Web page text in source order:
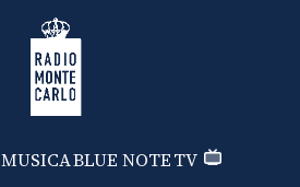
Radio Monte Carlo
MUSICABLUE NOTETV